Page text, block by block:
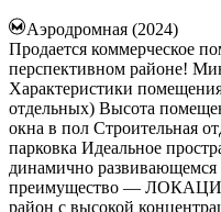
Аэродромная (2024)
Продается коммерческое
перспективном районе!
Характеристики
отдельных) Высота
окна в пол Строительная
парковка Идеальное
динамично
преимущество —
район с высокой